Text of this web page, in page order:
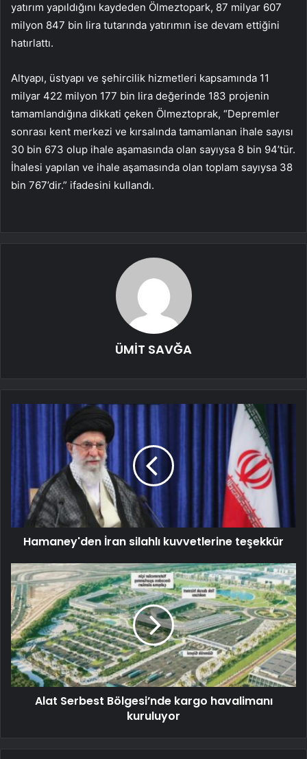
yatırım yapıldığını kaydeden Ölmeztopark, 87 milyar 607
milyon 847 bin lira tutarında yatırımın ise devam ettiğini
hatırlattı.
Altyapı, üstyapı ve şehircilik hizmetleri kapsamında 11
milyar 422 milyon 177 bin lira değerinde 183 projenin
tamamlandığına dikkati çeken Ölmeztoprak, “Depremler
sonrası kent merkezi ve kırsalında tamamlanan ihale sayısı
30 bin 673 olup ihale aşamasında olan sayıysa 8 bin 94’tür.
İhalesi yapılan ve ihale aşamasında olan toplam sayıysa 38
bin 767’dir.” ifadesini kullandı.
ÜMİT SAVĞA
Hamaney'den İran silahlı kuvvetlerine teşekkür
Alat Serbest Bölgesi’nde kargo havalimanı
kuruluyor